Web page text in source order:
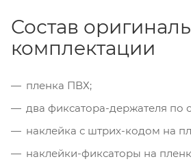
Состав
комплектации
пленка ПВХ;
два фиксатора-держателя по
наклейка с штрих-кодом на
наклейки-фиксаторы на